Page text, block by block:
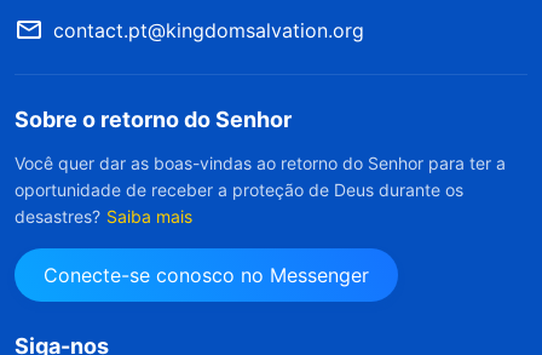
contact.pt@kingdomsalvation.org
Sobre o retorno do Senhor
Você quer dar as boas-vindas ao retorno do Senhor para ter a
oportunidade de receber a proteção de Deus durante os
desastres? Saiba mais
Conecte-se conosco no Messenger
Siga-nos